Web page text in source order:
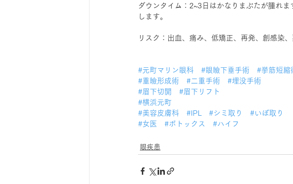
ダウンタイム：2~3日はかなりまぶたが腫れ
します。
リスク：出血、痛み、低矯正、再発、創感染
#元町マリン眼科 #眼瞼下垂手術
#挙筋短縮
#重瞼形成術
#二重手術
#埋没手術
#眉下切開
#眉下リフト
#横浜元町
#美容皮膚科
#IPL #シミ取り
#いぼ取り
#女医
#ボトックス #ハイフ
眼疾患